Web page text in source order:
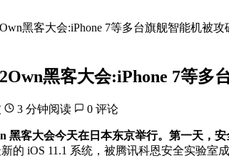
黑客大会:iPhone 7等多台旗舰智能机被攻
黑客大会:iPhone 7等多
3 分钟阅读 0 评论
黑客大会今天在日本东京举行。第一天，
的 iOS 11.1 系统，被腾讯科恩安全实验